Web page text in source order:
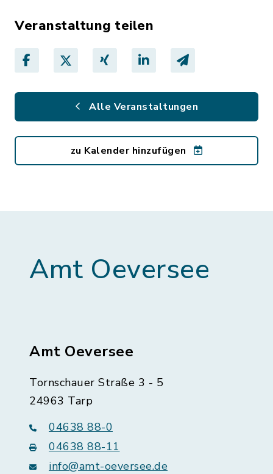
Veranstaltung teilen
Alle Veranstaltungen
zu Kalender hinzufügen
Amt Oeversee
Amt Oeversee
Tornschauer Straße 3 - 5
24963 Tarp
04638 88-0
04638 88-11
info@amt-oeversee.de